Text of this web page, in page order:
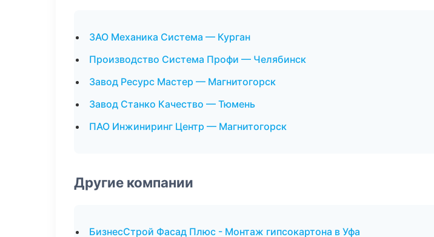
ЗАО Механика Система — Курган
Производство Система Профи — Челябинск
Завод Ресурс Мастер — Магнитогорск
Завод Станко Качество — Тюмень
ПАО Инжиниринг Центр — Магнитогорск
Другие компании
БизнесСтрой Фасад Плюс - Монтаж гипсокартона в Уфа